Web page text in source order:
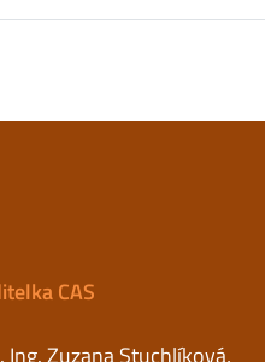
CAS
Ing. Zuzana Stuchlíková,